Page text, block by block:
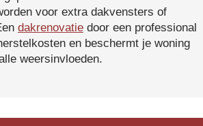
voor extra dakvensters of
dakrenovatie door een professional
en beschermt je woning
weersinvloeden.